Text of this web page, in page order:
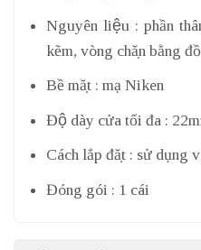
Nguyên liệu : phần
kẽm, vòng chặn bằng
Bề mặt : mạ Niken
Độ dày cửa tối đa :
Cách lắp đặt : sử dụng
Đóng gói : 1 cái